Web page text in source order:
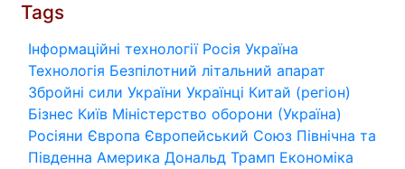
Tags
Інформаційні технології Росія Україна
Технологія Безпілотний літальний апарат
Збройні сили України Українці Китай (регіон)
Бізнес Київ Міністерство оборони (Україна)
Росіяни Європа Європейський Союз Північна та
Південна Америка Дональд Трамп Економіка